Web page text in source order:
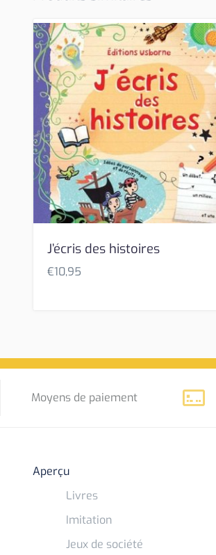
J’écris des histoires
€10,95
Moyens de paiement
Aperçu
Livres
Imitation
Jeux de société